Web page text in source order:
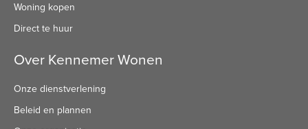
Woning kopen
Direct te huur
Over Kennemer Wonen
Onze dienstverlening
Beleid en plannen